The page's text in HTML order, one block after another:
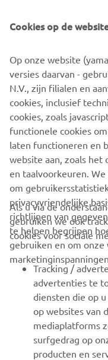
©Yamaha Motor
mogen nooit worden
commerciële
schriftelijke
en/of Yamaha Motor
Rijd altijd op een
verkeersregels op.
CORPORATE
VOOR BEDRIJVEN
MEER YAMAHA
ONDERSTEUNING
Cookies op de
Op onze website
versies daarvan -
N.V., zijn filialen en
cookies, inclusief
cookies, zoals
functionele cookies
laten functioneren en
website aan, zoals het
en taalvoorkeuren.
om
privacyvriendelijke
richtlijnen van
te helpen begrijpen
gebruiken en om
Als u via de
gebruiken we ook
cookies voor sociale
Tracking /
advertenties te
diensten die op
op websites van
mediaplatforms
surfgedrag op
producten en